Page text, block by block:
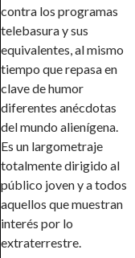
contra los programas
telebasura y sus
equivalentes, al mismo
tiempo que repasa en
clave de humor
diferentes anécdotas
del mundo alienígena.
Es un largometraje
totalmente dirigido al
público joven y a todos
aquellos que muestran
interés por lo
extraterrestre.